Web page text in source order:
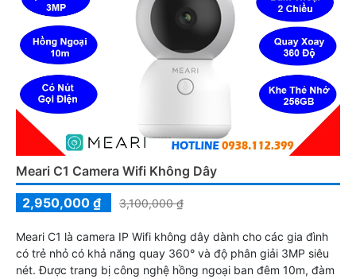
Meari C1 Camera Wifi Không Dây
2,950,000 ₫
3,100,000 ₫
Meari C1 là camera IP Wifi không dây dành cho các gia đình
có trẻ nhỏ có khả năng quay 360° và độ phân giải 3MP siêu
nét. Được trang bị công nghệ hồng ngoại ban đêm 10m, đàm